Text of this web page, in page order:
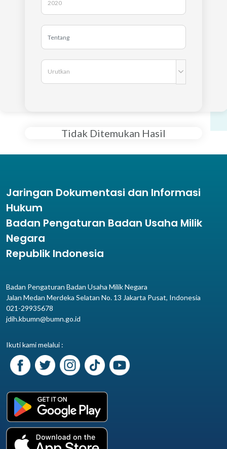
Tidak Ditemukan Hasil
Jaringan Dokumentasi dan Informasi
Hukum
Badan Pengaturan Badan Usaha Milik
Negara
Republik Indonesia
Badan Pengaturan Badan Usaha Milik Negara
Jalan Medan Merdeka Selatan No. 13 Jakarta Pusat, Indonesia
021-29935678
jdih.kbumn@bumn.go.id
Ikuti kami melalui :